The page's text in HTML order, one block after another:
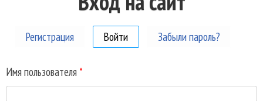
Регистрация Войти (активная вкладка)
Забыли пароль?
Имя пользователя *